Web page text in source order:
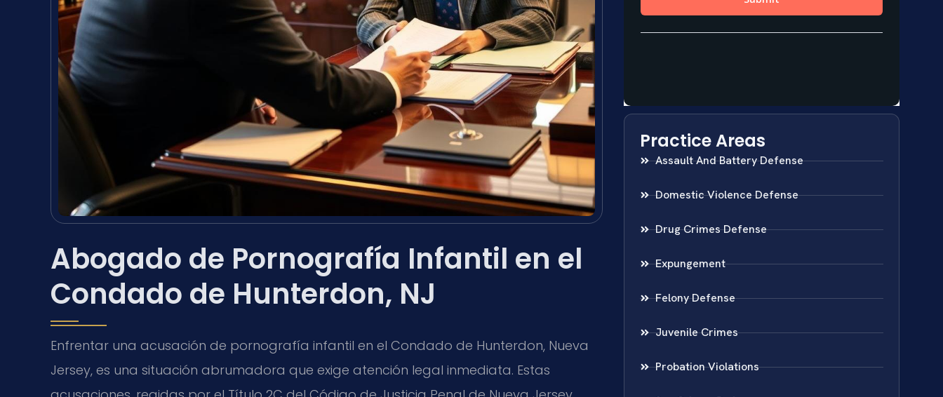
Abogado de Pornografía Infantil en el
Condado de Hunterdon, NJ
Enfrentar una acusación de pornografía infantil en el Condado de Hunterdon, Nueva
Jersey, es una situación abrumadora que exige atención legal inmediata. Estas
Practice Areas
Assault And Battery Defense
Domestic Violence Defense
Drug Crimes Defense
Expungement
Felony Defense
Juvenile Crimes
Probation Violations